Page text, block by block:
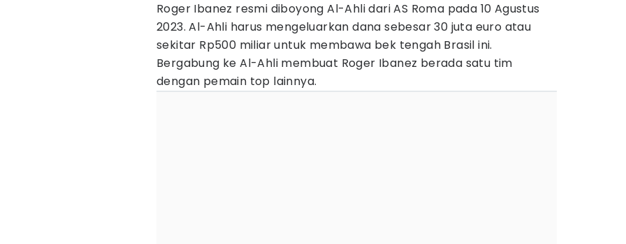
Roger Ibanez resmi diboyong Al-Ahli dari AS Roma pada 10 Agustus
2023. Al-Ahli harus mengeluarkan dana sebesar 30 juta euro atau
sekitar Rp500 miliar untuk membawa bek tengah Brasil ini.
Bergabung ke Al-Ahli membuat Roger Ibanez berada satu tim
dengan pemain top lainnya.